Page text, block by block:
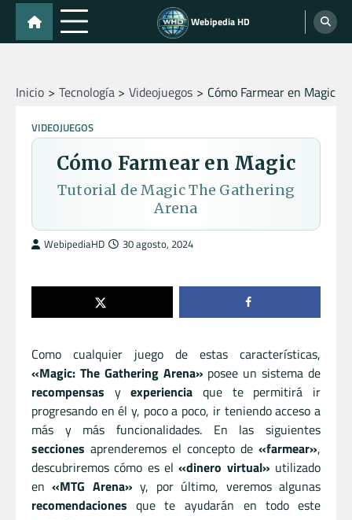
Skip
content
Webipedia HD
Inicio Tecnología Videojuegos Cómo Farmear en Magic
VIDEOJUEGOS
Cómo Farmear en Magic
Tutorial de Magic The Gathering
Arena
WebipediaHD 30 agosto, 2024
Como cualquier juego de estas características,
«Magic: The Gathering Arena» posee un sistema de
recompensas yexperiencia que te permitirá ir
progresando en él y, poco a poco, ir teniendo acceso a
más y más funcionalidades. En las siguientes
secciones aprenderemos el concepto de «farmear»,
descubriremos cómo es el«dinero virtual» utilizado
en«MTG Arena» y, por último, veremos algunas
recomendaciones que te ayudarán en todo este